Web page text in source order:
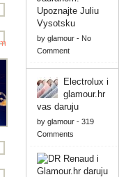
Upoznajte Juliu
Vysotsku
by glamour- No
Comment
Electrolux i
glamour.hr
vas daruju
by glamour- 319
Comments